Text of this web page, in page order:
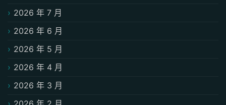
2026 年 7 月
2026 年 6 月
2026 年 5 月
2026 年 4 月
2026 年 3 月